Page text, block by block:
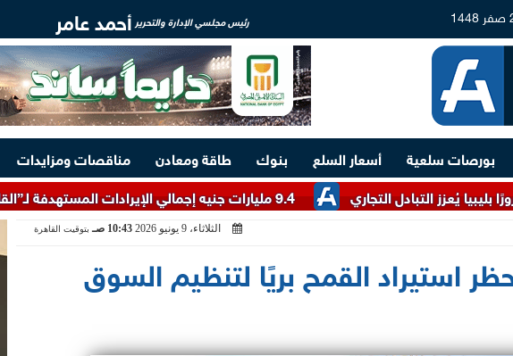
رئيس مجلسي الإدارة والتحرير أحمد عامر
بورصات سلعية أسعار السلع بنوك طاقة ومعادن مناقصات ومزايدات
9.4 مليارات جنيه إجمالي الإيرادات المستهدفة لـ”القابضة للسياحة والفنادق” خلال 2026/2027 التبادل التجاري
الثلاثاء، 9 يونيو 2026 10:43 صـ بتوقيت القاهرة
استيراد القمح بريًا لتنظيم السوق